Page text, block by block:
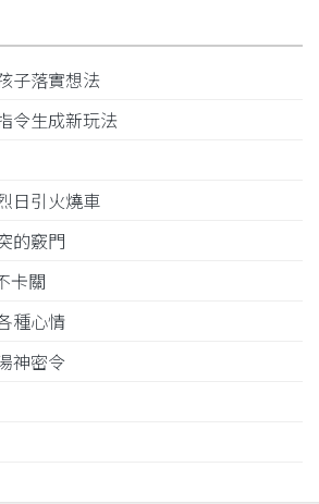
子落實想法
令生成新玩法
日引火燒車
的竅門
卡關
種心情
神密令